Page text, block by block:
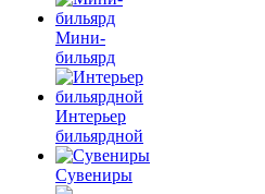
Мини-
бильярд
Интерьер
бильярдной
Сувениры